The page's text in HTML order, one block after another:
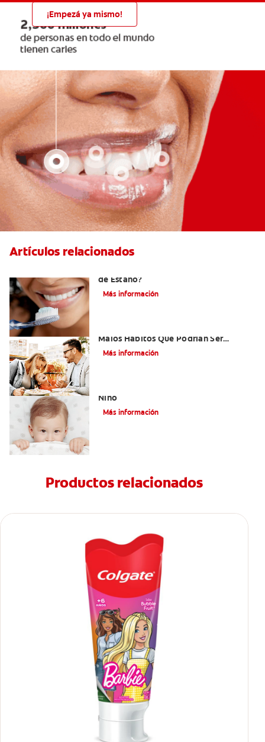
¡Empezá ya mismo!
Artículos relacionados
de Estaño?
Más información
Malos Hábitos Que Podrían Ser
Dañinos
Más información
Niño
Más información
Productos relacionados